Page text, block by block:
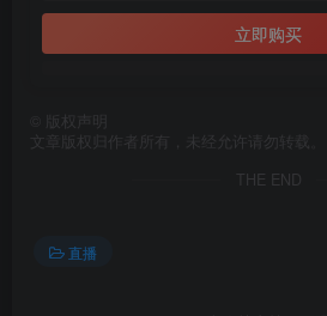
立即购买
版权声明
文章版权归作者所有，未经允许请勿转载。
THE END
直播